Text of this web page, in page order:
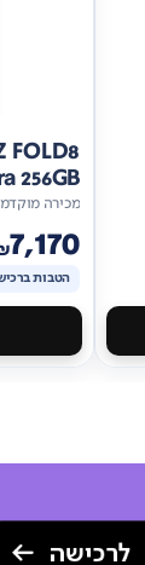
FOLD8
256GB
מכירה
7,170
הטבות